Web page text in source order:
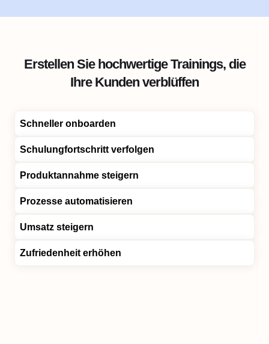
Erstellen Sie hochwertige Trainings, die
Ihre Kunden verblüffen
Schneller onboarden
Schulungfortschritt verfolgen
Produktannahme steigern
Prozesse automatisieren
Umsatz steigern
Zufriedenheit erhöhen